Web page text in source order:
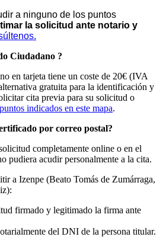
a ninguno de los puntos
la solicitud ante notario y
Ciudadano ?
en tarjeta tiene un coste de 20€ (IVA
gratuita para la identificación y
cita previa para su solicitud o
puntos indicados en este mapa.
por correo postal?
completamente online o en el
pudiera acudir personalmente a la cita.
a Izenpe (Beato Tomás de Zumárraga,
firmado y legitimado la firma ante
del DNI de la persona titular.